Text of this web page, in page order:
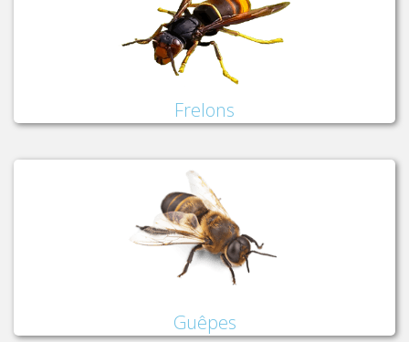
Frelons
Guêpes